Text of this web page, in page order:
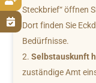

Steckbrief“ öffnen
Dort finden Sie
Bedürfnisse.
Selbstauskunft
zuständige Amt